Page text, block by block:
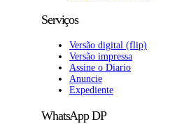
Serviços
Versão digital (flip)
Versão impressa
Assine o Diario
Anuncie
Expediente
WhatsApp DP